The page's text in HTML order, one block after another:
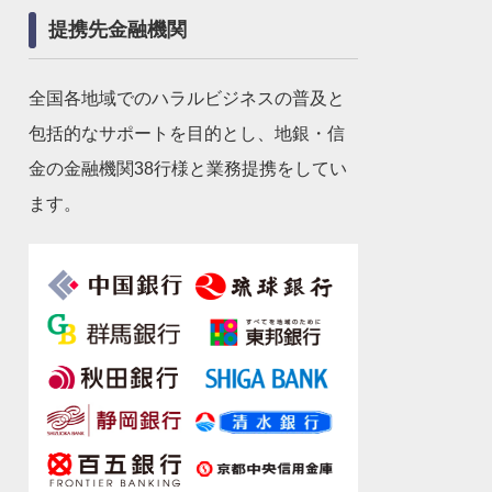
提携先金融機関
全国各地域でのハラルビジネスの普及と
包括的なサポートを目的とし、地銀・信
金の金融機関38行様と業務提携をしてい
ます。